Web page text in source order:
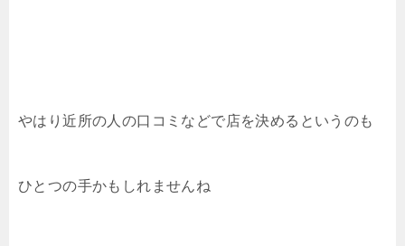
やはり近所の人の口コミなどで店を決めるというのも
ひとつの手かもしれませんね